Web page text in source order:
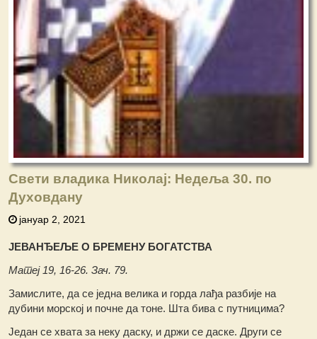
Свети владика Николај: Недеља 30. по
Духовдану
јануар 2, 2021
ЈЕВАНЂЕЉЕ О БРЕМЕНУ БОГАТСТВА
Матеј 19, 16-26. Зач. 79.
Замислите, да се једна велика и горда лађа разбије на
дубини морској и почне да тоне. Шта бива с путницима?
Један се хвата за неку даску, и држи се даске. Други се